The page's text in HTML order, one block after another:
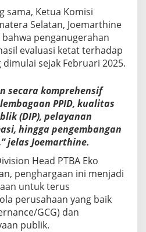
o
r
m
a
s
b
l
i
2
2
5
sama, Ketua Komisi
Selatan, Joemarthine
penganugerahan
evaluasi ketat terhadap
sejak Februari 2025.
secara komprehensif
PPID, kualitas
(DIP), pelayanan
hingga pengembangan
jelas Joemarthine.
Head PTBA Eko
penghargaan ini menjadi
untuk terus
perusahaan yang baik
GCG) dan
publik.